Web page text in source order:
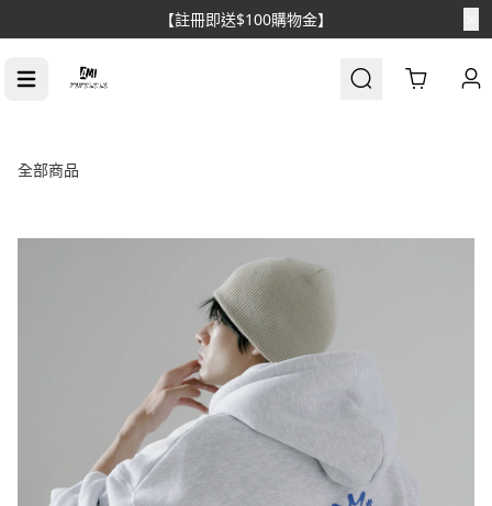
【註冊即送$100購物金】
Cart
全部商品